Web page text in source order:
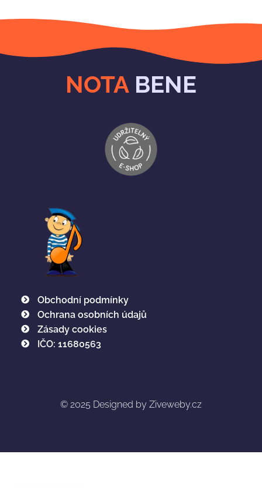
NOTA BENE
Obchodní podmínky
Ochrana osobních údajů
Zásady cookies
IČO: 11680563
© 2025 Designed by Ziveweby.cz